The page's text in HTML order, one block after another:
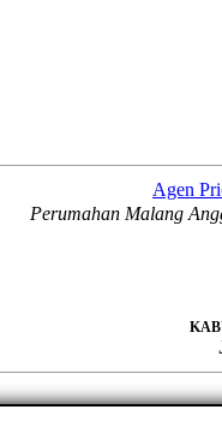
Agen
Perumahan Malang